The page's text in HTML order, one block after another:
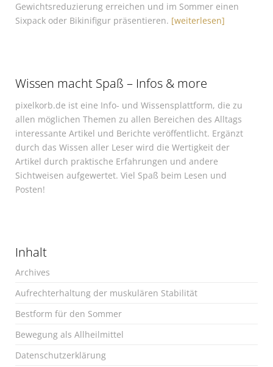
Gewichtsreduzierung erreichen und im Sommer einen
Sixpack oder Bikinifigur präsentieren. [weiterlesen]
Wissen macht Spaß – Infos & more
pixelkorb.de ist eine Info- und Wissensplattform, die zu
allen möglichen Themen zu allen Bereichen des Alltags
interessante Artikel und Berichte veröffentlicht. Ergänzt
durch das Wissen aller Leser wird die Wertigkeit der
Artikel durch praktische Erfahrungen und andere
Sichtweisen aufgewertet. Viel Spaß beim Lesen und
Posten!
Inhalt
Archives
Aufrechterhaltung der muskulären Stabilität
Bestform für den Sommer
Bewegung als Allheilmittel
Datenschutzerklärung